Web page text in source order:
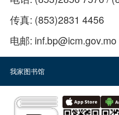
传真: (853)2831 4456
电邮: inf.bp@icm.gov.mo
我家图书馆